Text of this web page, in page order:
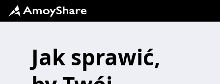
Jak sprawić,